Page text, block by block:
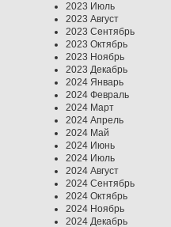
2023 Июль
2023 Август
2023 Сентябрь
2023 Октябрь
2023 Ноябрь
2023 Декабрь
2024 Январь
2024 Февраль
2024 Март
2024 Апрель
2024 Май
2024 Июнь
2024 Июль
2024 Август
2024 Сентябрь
2024 Октябрь
2024 Ноябрь
2024 Декабрь